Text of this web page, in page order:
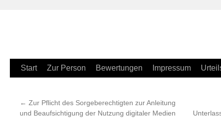
Zum
springen
Start Zur Person Bewertungen Impressum
← Zur Pflicht des Sorgeberechtigten zur Anleitung
und Beaufsichtigung der Nutzung digitaler Medien